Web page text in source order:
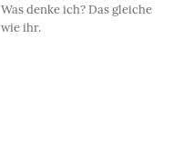
Was denke ich? Das gleiche
wie ihr.